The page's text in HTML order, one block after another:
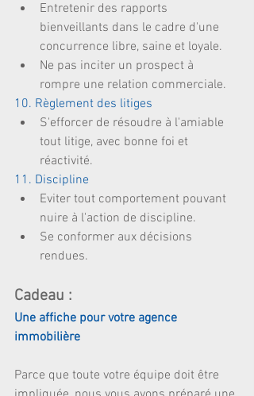
Entretenir des rapports
bienveillants dans le cadre d'une
concurrence libre, saine et loyale.
Ne pas inciter un prospect à
rompre une relation commerciale.
10. Règlement des litiges
S'efforcer de résoudre à l'amiable
tout litige, avec bonne foi et
réactivité.
11. Discipline
Eviter tout comportement pouvant
nuire à l'action de discipline.
Se conformer aux décisions
rendues.
Cadeau :
Une affiche pour votre agence
immobilière
Parce que toute votre équipe doit être